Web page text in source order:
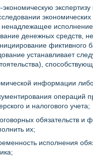
экспертизу
экономических
денежных средств,
фиктивного
устанавливает
информации
операций
и налогового учета;
обязательств и
их;
исполнения